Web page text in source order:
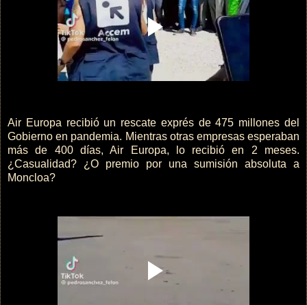
Air Europa recibió un rescate exprés de 475 millones del
Gobierno en pandemia. Mientras otras empresas esperaban
más de 400 días, Air Europa, lo recibió en 2 meses.
¿Casualidad? ¿O premio por una sumisión absoluta a
Moncloa?